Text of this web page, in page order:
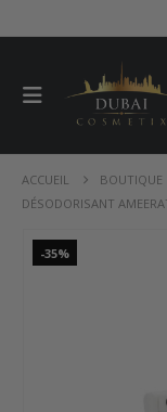
ACCUEIL BOUTIQUE
DÉSODORISANT
-35%